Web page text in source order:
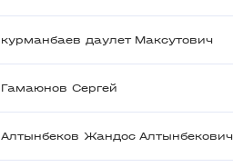
курманбаев даулет Максутович
Гамаюнов Сергей
Алтынбеков Жандос Алтынбекович